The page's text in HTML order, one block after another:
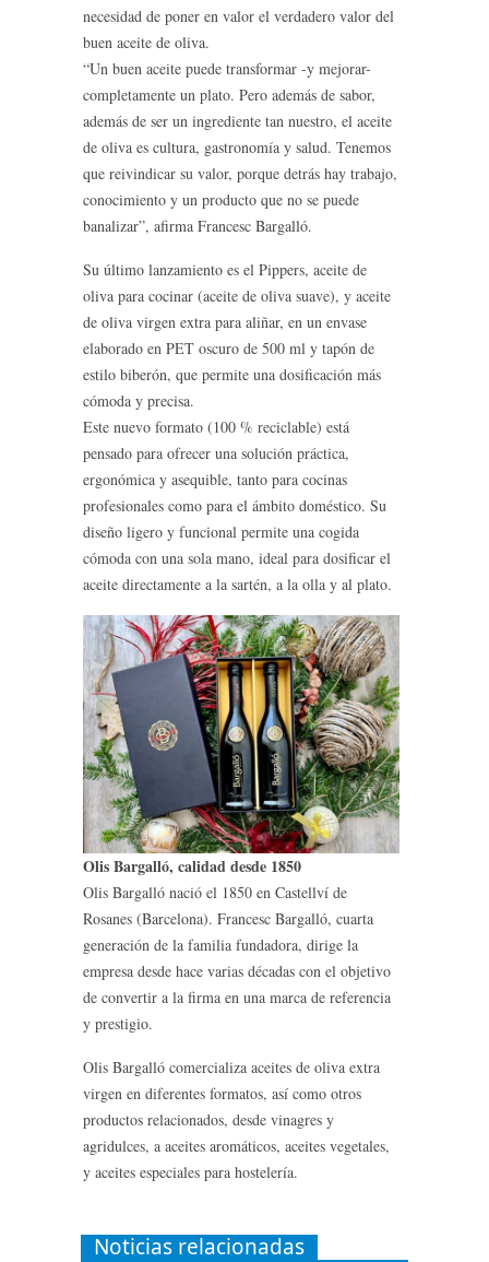
necesidad de poner en valor el verdadero valor del
buen aceite de oliva.
“Un buen aceite puede transformar -y mejorar-
completamente un plato. Pero además de sabor,
además de ser un ingrediente tan nuestro, el aceite
de oliva es cultura, gastronomía y salud. Tenemos
que reivindicar su valor, porque detrás hay trabajo,
conocimiento y un producto que no se puede
banalizar”, afirma Francesc Bargalló.
Su último lanzamiento es el Pippers, aceite de
oliva para cocinar (aceite de oliva suave), y aceite
de oliva virgen extra para aliñar, en un envase
elaborado en PET oscuro de 500 ml y tapón de
estilo biberón, que permite una dosificación más
cómoda y precisa.
Este nuevo formato (100 % reciclable) está
pensado para ofrecer una solución práctica,
ergonómica y asequible, tanto para cocinas
profesionales como para el ámbito doméstico. Su
diseño ligero y funcional permite una cogida
cómoda con una sola mano, ideal para dosificar el
aceite directamente a la sartén, a la olla y al plato.
Olis Bargalló, calidad desde 1850
Olis Bargalló nació el 1850 en Castellví de
Rosanes (Barcelona). Francesc Bargalló, cuarta
generación de la familia fundadora, dirige la
empresa desde hace varias décadas con el objetivo
de convertir a la firma en una marca de referencia
y prestigio.
Olis Bargalló comercializa aceites de oliva extra
virgen en diferentes formatos, así como otros
productos relacionados, desde vinagres y
agridulces, a aceites aromáticos, aceites vegetales,
y aceites especiales para hostelería.
Noticias relacionadas